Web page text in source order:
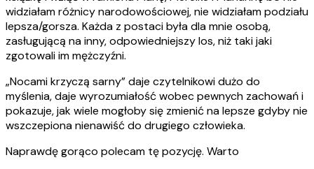
widziałam różnicy narodowościowej, nie widziałam podziału
lepsza/gorsza. Każda z postaci była dla mnie osobą,
zasługującą na inny, odpowiedniejszy los, niż taki jaki
zgotowali im mężczyźni.
„Nocami krzyczą sarny” daje czytelnikowi dużo do
myślenia, daje wyrozumiałość wobec pewnych zachowań i
pokazuje, jak wiele mogłoby się zmienić na lepsze gdyby nie
wszczepiona nienawiść do drugiego człowieka.
Naprawdę gorąco polecam tę pozycję. Warto